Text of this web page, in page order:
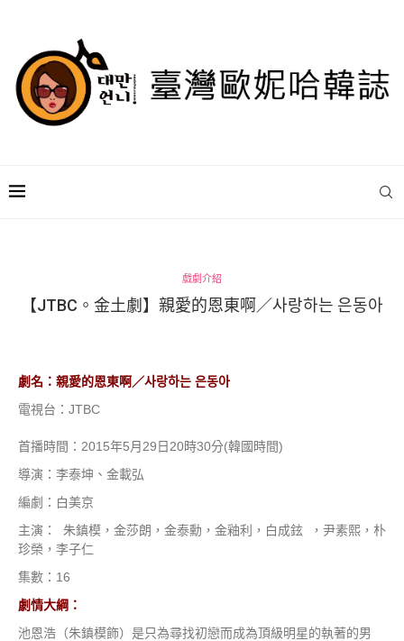
戲劇介紹
【JTBC。金土劇】親愛的恩東啊／사랑하는 은동아
劇名：親愛的恩東啊／사랑하는 은동아
電視台：JTBC
首播時間：2015年5月29日20時30分(韓國時間)
導演：李泰坤、金載弘
編劇：白美京
主演： 朱鎮模，金莎朗，金泰勳，金釉利，白成鉉 ，尹素熙，朴
珍榮，李子仁
集數：16
劇情大綱：
池恩浩（朱鎮模飾）是只為尋找初戀而成為頂級明星的執著的男